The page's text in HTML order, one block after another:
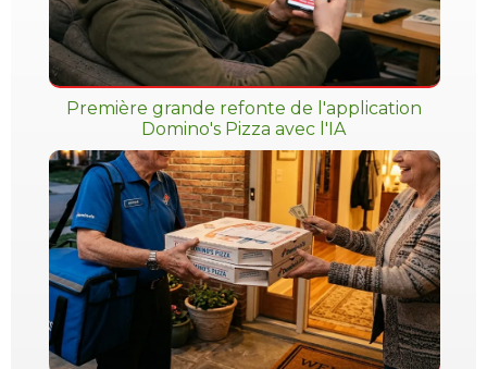
Première grande refonte de l'application
Domino's Pizza avec l'IA